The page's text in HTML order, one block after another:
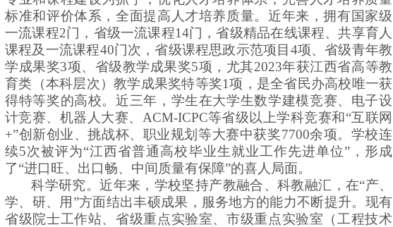
标准和评价体系，全面提高人才培养质量。近年来，拥有国家级
一流课程2门，省级一流课程14门，省级精品在线课程、共享育人
课程及一流课程40门次，省级课程思政示范项目4项、 省级青年教
学成果奖3项、 省级教学成果奖5项 ， 尤其2023年获江西省高等教
育类（本科层次）教学成果奖特等奖1项，是全省民办高校唯一获
得特等奖的高校。近三年，学生在大学生数学建模竞赛、电子设
计竞赛、机器人大赛、ACM-ICPC等省级以上学科竞赛和“互联网
+”创新创业、挑战杯、职业规划等大赛中获奖7700余项。 学校连
续5次被评为“江西省普通高校毕业生就业工作先进单位”，形成
了“进口旺、出口畅、中间质量有保障”的喜人局面。
科学研究。近年来，学校坚持产教融合、科教融汇，在“产、
学、研、用”方面结出丰硕成果，服务地方的能力不断提升。现有
省级院士工作站、省级重点实验室、市级重点实验室（工程技术